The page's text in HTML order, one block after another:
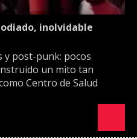
inolvidable
y post-punk: pocos
un mito tan
Centro de Salud